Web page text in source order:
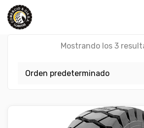
Skip
content
Mostrando los 3